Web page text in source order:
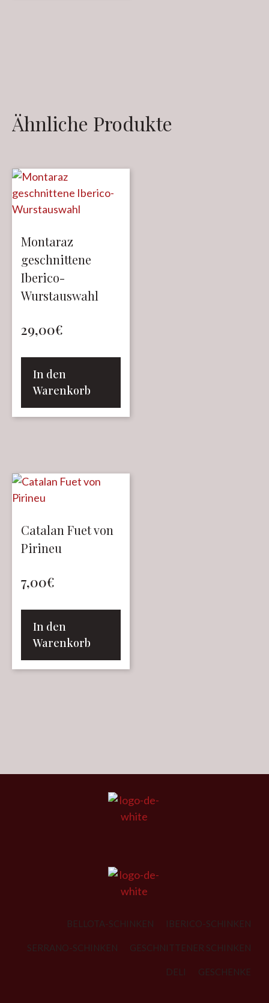
Ähnliche Produkte
Montaraz
geschnittene
Iberico-
Wurstauswahl
29,00€
In den
Warenkorb
Catalan Fuet von
Pirineu
7,00€
In den
Warenkorb
BELLOTA-SCHINKEN IBERICO-SCHINKEN
SERRANO-SCHINKEN GESCHNITTENER SCHINKEN
DELI GESCHENKE